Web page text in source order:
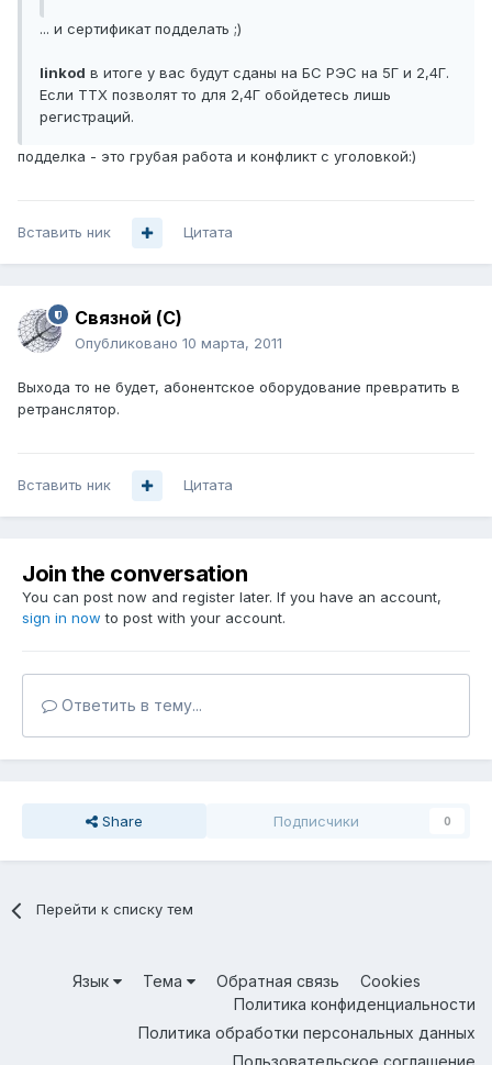
... и сертификат подделать ;)
linkod в итоге у вас будут сданы на БС РЭС на 5Г и 2,4Г.
Если ТТХ позволят то для 2,4Г обойдетесь лишь
регистраций.
подделка - это грубая работа и конфликт с уголовкой:)
Вставить ник Цитата
Связной (С)
Опубликовано 10 марта, 2011
Выхода то не будет, абонентское оборудование превратить в
ретранслятор.
Вставить ник Цитата
Join the conversation
You can post now and register later. If you have an account,
sign in now to post with your account.
Ответить в тему...
Share Подписчики 0
Перейти к списку тем
Язык Тема Обратная связь
Cookies
Политика конфиденциальности
Политика обработки персональных данных